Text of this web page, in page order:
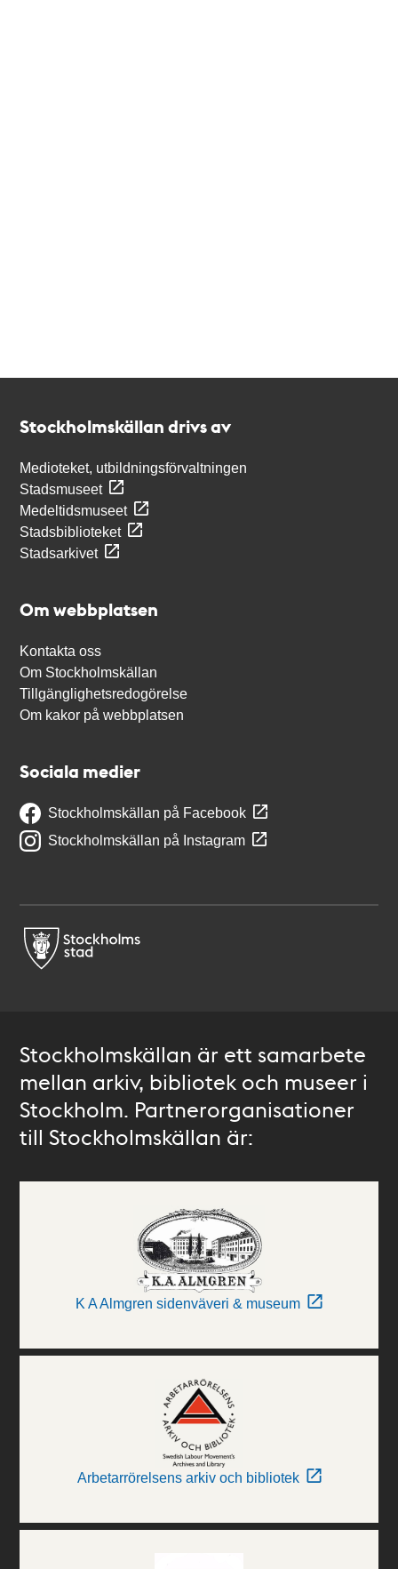
Stockholmskällan drivs av
Medioteket, utbildningsförvaltningen
Stadsmuseet
Medeltidsmuseet
Stadsbiblioteket
Stadsarkivet
Om webbplatsen
Kontakta oss
Om Stockholmskällan
Tillgänglighetsredogörelse
Om kakor på webbplatsen
Sociala medier
Stockholmskällan på Facebook
Stockholmskällan på Instagram
Stockholmskällan är ett samarbete
mellan arkiv, bibliotek och museer i
Stockholm. Partnerorganisationer
till Stockholmskällan är:
K A Almgren sidenväveri & museum
Arbetarrörelsens arkiv och bibliotek